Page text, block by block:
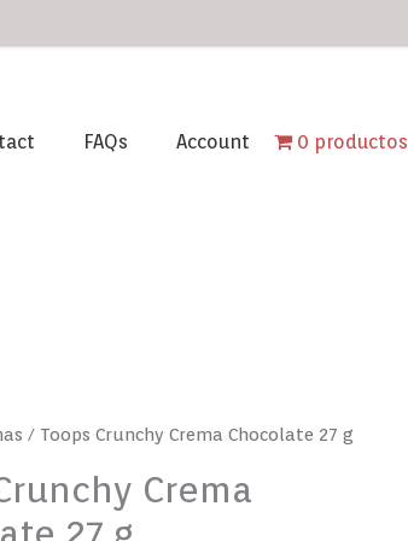
FAQs Account 0 productos
/ Toops Crunchy Crema Chocolate 27 g
Crema